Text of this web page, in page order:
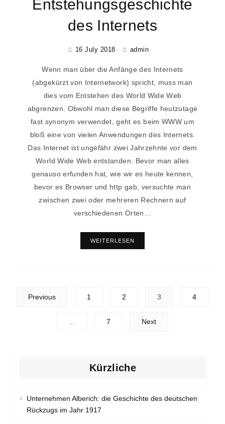
Entstehungsgeschichte
des Internets
16 July 2018 admin
Wenn man über die Anfänge des Internets
(abgekürzt von Internetwork) spricht, muss man
dies vom Entstehen des World Wide Web
abgrenzen. Obwohl man diese Begriffe heutzutage
fast synonym verwendet, geht es beim WWW um
bloß eine von vielen Anwendungen des Internets.
Das Internet ist ungefähr zwei Jahrzehnte vor dem
World Wide Web entstanden. Bevor man alles
genauso erfunden hat, wie wir es heute kennen,
bevor es Browser und http gab, versuchte man
zwischen zwei oder mehreren Rechnern auf
verschiedenen Orten…
WEITERLESEN
PostsPrevious 1 2 3 4
7 Next
Kürzliche
Unternehmen Alberich: die Geschichte des deutschen
Rückzugs im Jahr 1917